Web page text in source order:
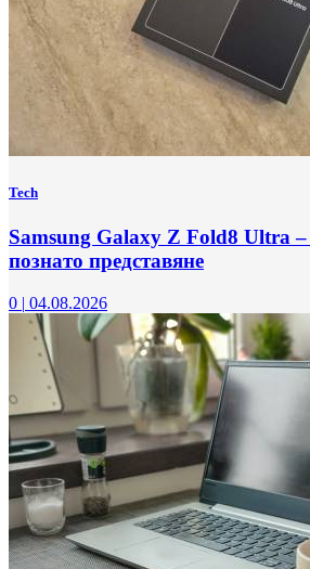
Tech
Samsung Galaxy Z Fold8 Ultra
познато представяне
0 | 04.08.2026